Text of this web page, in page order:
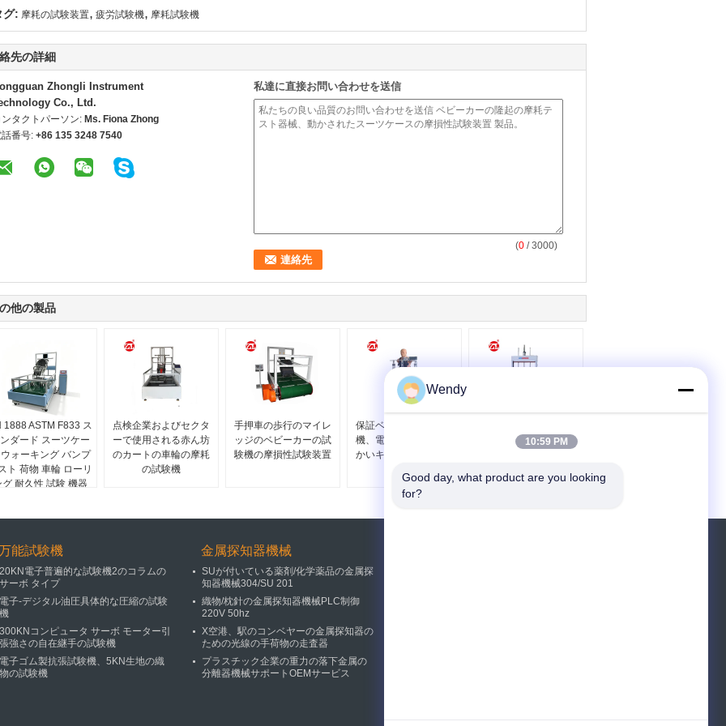
グ: 摩耗の試験装置, 疲労試験機, 摩耗試験機
先の詳細
Zhongli Instrument
Co., Ltd.
ンタクトパーソン: Ms. Fiona Zhong
話番号: +86 135 3248 7540
私達に直接お問い合わせを送信
(0 / 3000)
他の製品
1888 ASTM F833 ス
ダード スーツケー
ォーキング バンプ
ト 荷物 車輪 ローリ
グ 耐久性 試験 機器
点検企業およびセクタ
ーで使用される赤ん坊
のカートの車輪の摩耗
の試験機
手押車の歩行のマイレ
ッジのベビーカーの試
験機の摩損性試験装置
保証ベビーカーの試験
機、電子赤ん坊の柔ら
かいキャリアのテスタ
業のベビーカーの試験
能試験機
20KN電子普遍的な試験機2のコラムの
サーボ タイプ
電子-デジタル油圧具体的な圧縮の試験
機
300KNコンピュータ サーボ モーター引
張強さの自在継手の試験機
電子ゴム製抗張試験機、5KN生地の織
物の試験機
金属探知器機械
SUが付いている薬剤/化学薬品の金属探
知器機械304/SU 201
織物/枕針の金属探知器機械PLC制御
220V 50hz
X空港、駅のコンベヤーの金属探知器の
ための光線の手荷物の走査器
プラスチック企業の重力の落下金属の
分離器機械サポートOEMサービス
Wendy
10:59 PM
Good day, what product are you looking
for?